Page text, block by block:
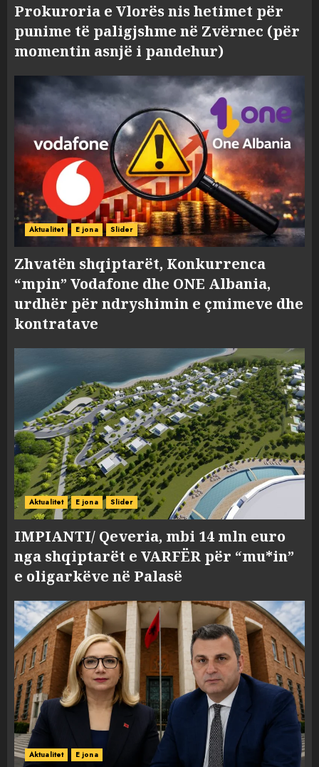
Prokuroria e Vlorës nis hetimet për
punime të paligjshme në Zvërnec (për
momentin asnjë i pandehur)
Aktualitet E jona Slider
Zhvatën shqiptarët, Konkurrenca
“mpin” Vodafone dhe ONE Albania,
urdhër për ndryshimin e çmimeve dhe
kontratave
Aktualitet E jona Slider
IMPIANTI/ Qeveria, mbi 14 mln euro
nga shqiptarët e VARFËR për “mu*in”
e oligarkëve në Palasë
Aktualitet E jona